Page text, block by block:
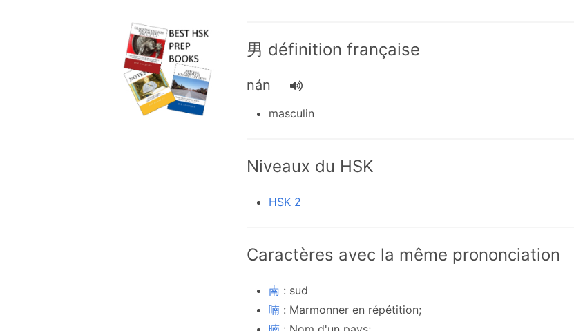
男 définition française
nán
masculin
Niveaux du HSK
HSK 2
Caractères avec la même prononciation
南 : sud
喃 : Marmonner en répétition;